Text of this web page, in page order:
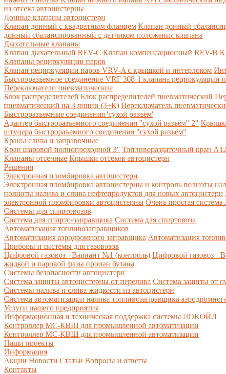
из отсека автоцистерны
Донные клапаны автоцистерн
Клапан донный с квадратным фланцем Клапан донный
донный сбалансированный с датчиком положения клапана
Дыхательные клапаны
Клапан дыхательный REV-C Клапан компенсационный REV-B
Клапаны рециркуляции паров
Клапан рециркуляции паров VRV-A с крышкой и интерлоком
Быстроразъемное соединение VRF 308-1 клапана рециркуляции
Переключатели пневматические
Блок распределителей Блок распределителей пневматический
пневматический на 3 линии (3+К) Переключатель
Быстроразъемные соединения 'сухой разъём'
Адаптер быстроразъемного соединения "сухой разъём" 2" Крышка
штуцера быстрораъемного соединения "сухой разъём"
Краны слива и заправочные
Кран шаровой полнопроходной 3" Топливораздаточный кран
Клапаны отсечные Крышки отсеков автоцистерн
Решения
Электронная пломбировка автоцистерн
Электронная пломбировка автоцистерны и контроль полноты
полноты налива и слива нефтепродуктов для новых автоцистерн
электронной пломбировки автоцистерны Очень простая
Системы для спиртовозов
Система для спирто-заправщика Система для спиртовоза
Автоматизация топливозаправщиков
Автоматизация аэродромного заправщика Автоматизация
Приборы и системы для газовозов
Цифровой газовоз - Вариант №1 (контроль) Цифровой газовоз -
жидкой и паровой фазы пропан бутана
Системы безопасности автоцистерн
Система защиты автоцистерны от перелива Система защиты от
Системы налива и слива жидкости из автоцистерн
Система автоматизации налива топливозаправщика
Услуги нашего предприятия
Информационная и техническая поддержка системы ЛОКОЙЛ
Контроллер МС-КВШ для промышленной автоматизации
Контроллер МС-КВШ для промышленной автоматизации
Наши проекты
Информация
Акции Новости Статьи Вопросы и ответы
Контакты